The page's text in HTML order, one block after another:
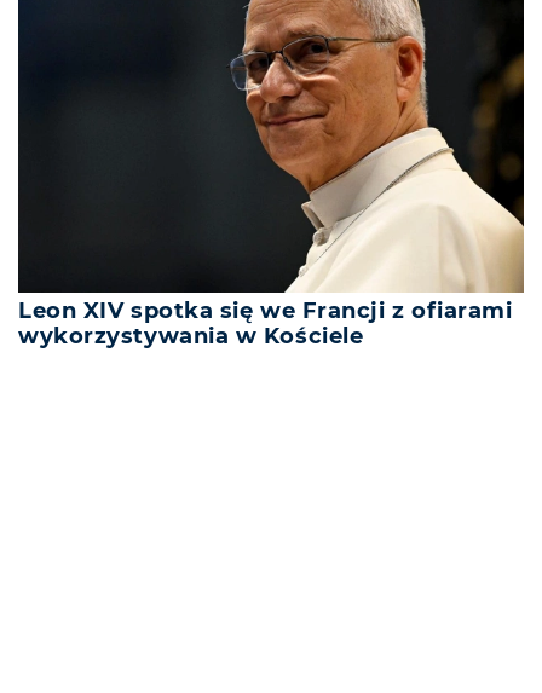
Leon XIV spotka się we Francji z ofiarami
wykorzystywania w Kościele